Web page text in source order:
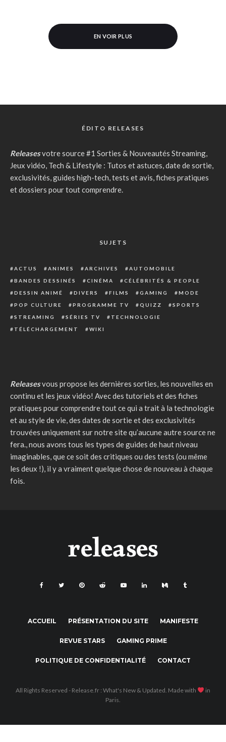
EN VOIR PLUS
ÉDITO RELEASES
Releasesvotre source #1 Sorties & Nouveautés Streaming,
Jeux vidéo, Tech & Lifestyle : Tutos et astuces, date de sortie,
exclusivités, guides high-tech, tests et avis, fiches pratiques
et dossiers pour tout comprendre.
SUJETS
ACTUS ANIMES ARCHIVES
AUTOMOBILE
BANDES DESSINÉS
CINÉMA
CÉLÉBRITÉS & PEOPLE
DESSIN ANIMÉ
DIVERS FILMS GAMING
MODE
POP CULTURE
PROGRAMME TV QUIZZ
SPORTS
STREAMING
SÉRIES TV
TECHNOLOGIE
TÉLÉCHARGEMENT
WIKI
Releasesvous propose les dernières sorties, les nouvelles en
continu et les jeux vidéo! Avec des tutoriels et des fiches
pratiques pour comprendre tout ce qui a trait à la technologie
et au style de vie, des dates de sortie et des exclusivités
trouvées uniquement sur notre site qu’aucune autre source ne
fera., nous avons tous les types de guides de haut niveau
imaginables, que ce soit des critiques ou des tests (ou même
les deux !), il y a vraiment quelque chose de nouveau à chaque
fois.
ACCUEIL PRÉSENTATION DU SITE MANIFESTE
REVUE STARS GAMING PRIME
POLITIQUE DE CONFIDENTIALITÉ CONTACT
All Rights Reserved - Release.fr : What's New & Updated. Made with
in
Paris.